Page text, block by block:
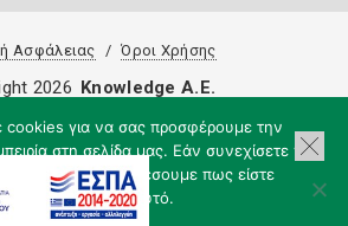
Ασφάλειας Όροι Χρήσης
cookies για να σας προσφέρουμε την
στη σελίδα μας. Εάν συνεχίσετε να
τη σελίδα, θα υποθέσουμε πως είστε
με αυτό.
2026 Knowledge A.E.